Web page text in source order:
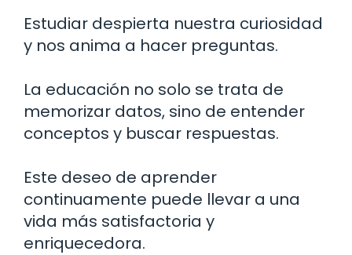
Estudiar despierta nuestra curiosidad
y nos anima a hacer preguntas.
La educación no solo se trata de
memorizar datos, sino de entender
conceptos y buscar respuestas.
Este deseo de aprender
continuamente puede llevar a una
vida más satisfactoria y
enriquecedora.